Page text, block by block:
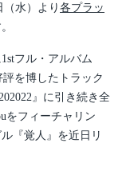
（水）より各プラッ
フル・アルバム
評を博したトラック
』に引き続き全
をフィーチャリン
『覚人』を近日リ